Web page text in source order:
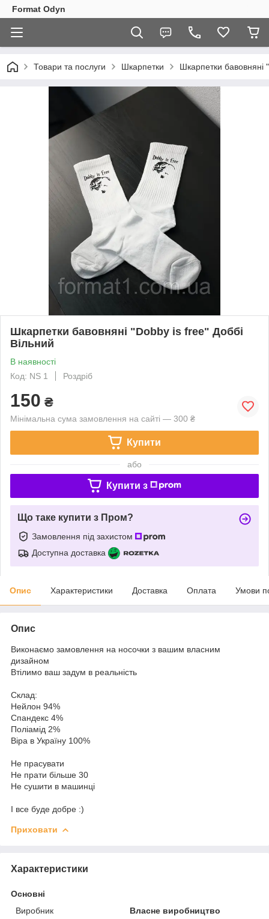
Format Odyn
Товари та послуги Шкарпетки Шкарпетки бавовняні
Шкарпетки бавовняні "Dobby is free" Доббі
Вільний
В наявності
Код: NS 1
Роздріб
150 ₴
Мінімальна сума замовлення на сайті — 300 ₴
Купити
або
Купити з
Що таке купити з Пром?
Замовлення під захистом
Доступна доставка
Опис Характеристики Доставка Оплата Умови
Опис
Виконаємо замовлення на носочки з вашим власним
дизайном
Втілимо ваш задум в реальність
Склад:
Нейлон 94%
Спандекс 4%
Поліамід 2%
Віра в Україну 100%
Не прасувати
Не прати більше 30
Не сушити в машинці
І все буде добре :)
Приховати
Характеристики
Основні
Виробник
Власне виробництво